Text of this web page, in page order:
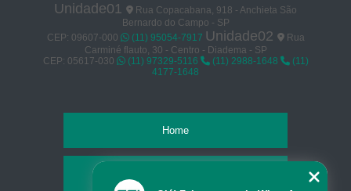
Unidade01
Rua Copacabana, 918 - Anchieta São
Bernardo do Campo - SP
CEP: 09607-000
(11) 95054-7917 Unidade02
Rua
Carminé flauto, 30 - Centro - Diadema - SP
CEP: 05617-030
(11) 97329-5116 (11) 2988-1648
(11)
4177-1648
Home